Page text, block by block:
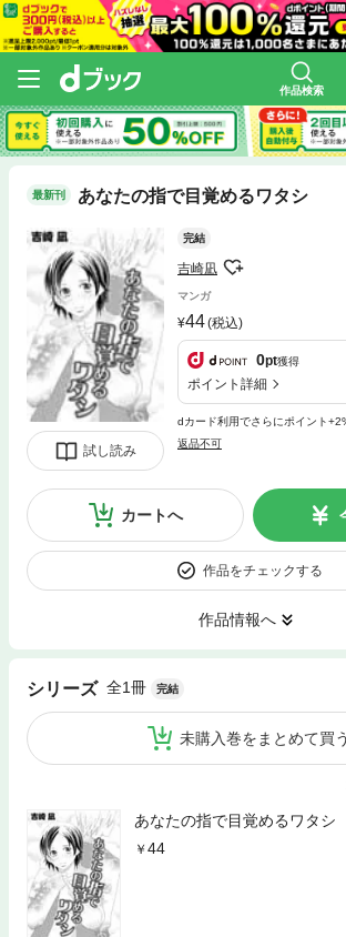
作品検索
最新刊 あなたの指で目覚めるワタシ
試し読み
完結
吉崎凪
マンガ
44(税込)
0pt獲得
ポイント詳細
dカード利用でさらにポイント
返品不可
カートへ
作品をチェックする
作品情報へ
シリーズ 全1冊 完結
未購入巻をまとめて買う
あなたの指で目覚めるワタシ
44